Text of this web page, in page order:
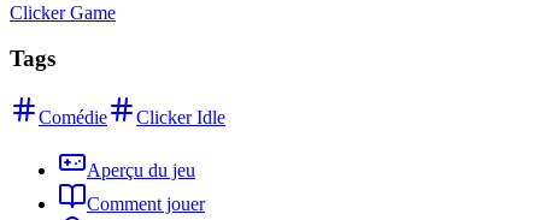
Clicker Game
Tags
Comédie Clicker Idle
Aperçu du jeu
Comment jouer